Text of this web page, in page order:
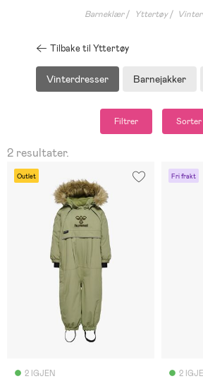
Barneklær Yttertøy
Tilbake til Yttertøy
Vinterdresser Barnejakker
Filtrer Sorter
2 resultater.
Outlet
2 IGJEN
Fri frakt
2